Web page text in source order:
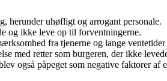
herunder uhøfligt og arrogant personale.
og ikke leve op til forventningerne.
fra tjenerne og lange
med retter som burgeren, der ikke
også påpeget som negative faktorer af